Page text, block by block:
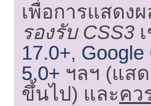
เพื่อการแสดง
รองรับ CSS3
17.0+, Google
5.0+ ฯลฯ (แส
ขึ้นไป) และคว